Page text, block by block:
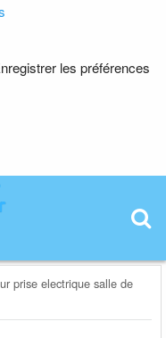
les préférences
prise electrique salle de